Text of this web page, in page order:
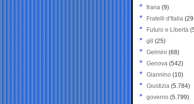
frana (9)
Fratelli d'Italia
Futuro e Libertà
g8 (25)
Gelmini (68)
Genova (542)
Giannino (10)
Giustizia (5.784)
governo (5.799)